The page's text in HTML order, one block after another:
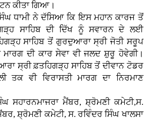
ਕੀਤਾ ਗਿਆ।
ਧਾਮੀ ਨੇ ਦੱਸਿਆ ਕਿ ਇਸ ਮਹਾਨ ਕਾਰਜ ਤੋਂ
ਸਾਹਿਬ ਦੀ ਦਿੱਖ ਨੂੰ ਸਵਾਰਨ ਦੇ ਲਈ
ਸਾਹਿਬ ਤੋਂ ਗੁਰਦੁਆਰਾ ਸ੍ਰੀ ਜੋਤੀ ਸਰੂਪ
ਮਾਰਗ ਦੀ ਕਾਰ ਸੇਵਾ ਵੀ ਜਲਦ ਸ਼ੁਰੂ ਹੋਵੇਗੀ।
ਸ੍ਰੀ ਫ਼ਤਹਿਗੜ੍ਹ ਸਾਹਿਬ ਤੋਂ ਦੀਵਾਨ ਟੋਡਰ
ਤਕ ਵੀ ਵਿਰਾਸਤੀ ਮਾਰਗ ਦਾ ਨਿਰਮਾਣ
ਸਹਾਰਨਮਾਜਰਾ ਮੈਂਬਰ, ਸ਼੍ਰੋਮਣੀ ਕਮੇਟੀ,ਸ.
ਸ਼੍ਰੋਮਣੀ ਕਮੇਟੀ, ਸ. ਰਵਿੰਦਰ ਸਿੰਘ ਖਾਲਸਾ